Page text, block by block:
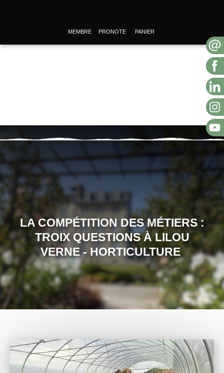
MEMBRE PRONOTE PANIER
LA COMPÉTITION DES MÉTIERS :
TROIX QUESTIONS À LILOU
VERNE - HORTICULTURE